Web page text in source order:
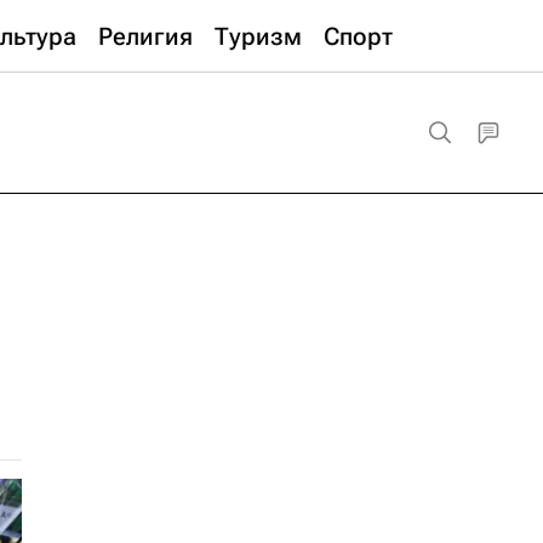
Религия Туризм Спорт